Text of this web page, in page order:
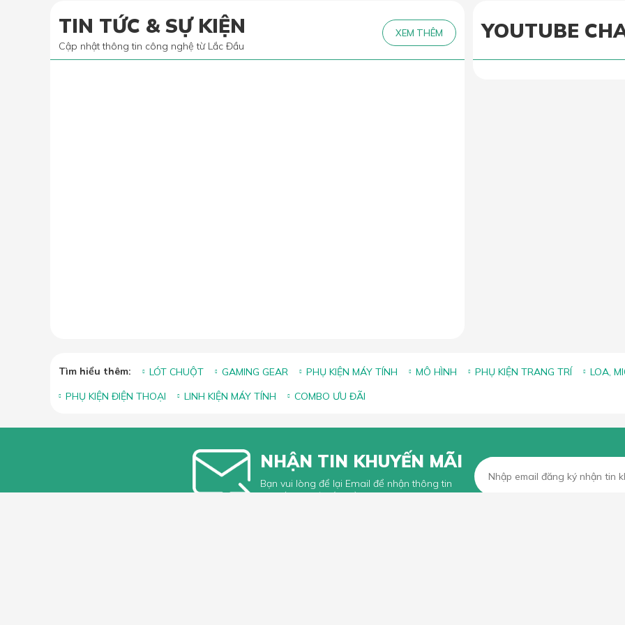
TIN TỨC & SỰ KIỆN
Cập nhật thông tin công nghệ từ Lắc Đầu
XEM THÊM YOUTUBE
Tìm hiểu thêm: LÓT CHUỘT GAMING GEAR PHỤ KIỆN MÁY TÍNH MÔ HÌNH PHỤ KIỆN TRANG TRÍ LOA,
PHỤ KIỆN ĐIỆN THOẠI
LINH KIỆN MÁY TÍNH COMBO ƯU ĐÃI
NHẬN TIN KHUYẾN MÃI
Bạn vui lòng để lại Email để nhận thông tin
khuyến mãi từ Lắc Đầu